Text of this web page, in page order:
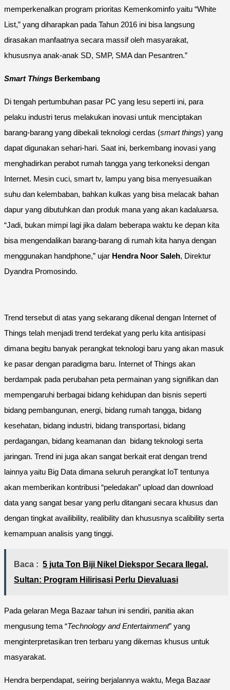
memperkenalkan program prioritas Kemenkominfo yaitu “White
List,” yang diharapkan pada Tahun 2016 ini bisa langsung
dirasakan manfaatnya secara massif oleh masyarakat,
khususnya anak-anak SD, SMP, SMA dan Pesantren.”
Smart Things Berkembang
Di tengah pertumbuhan pasar PC yang lesu seperti ini, para
pelaku industri terus melakukan inovasi untuk menciptakan
barang-barang yang dibekali teknologi cerdas (smart things) yang
dapat digunakan sehari-hari. Saat ini, berkembang inovasi yang
menghadirkan perabot rumah tangga yang terkoneksi dengan
Internet. Mesin cuci, smart tv, lampu yang bisa menyesuaikan
suhu dan kelembaban, bahkan kulkas yang bisa melacak bahan
dapur yang dibutuhkan dan produk mana yang akan kadaluarsa.
“Jadi, bukan mimpi lagi jika dalam beberapa waktu ke depan kita
bisa mengendalikan barang-barang di rumah kita hanya dengan
menggunakan handphone,” ujar Hendra Noor Saleh, Direktur
Dyandra Promosindo.
Trend tersebut di atas yang sekarang dikenal dengan Internet of
Things telah menjadi trend terdekat yang perlu kita antisipasi
dimana begitu banyak perangkat teknologi baru yang akan masuk
ke pasar dengan paradigma baru. Internet of Things akan
berdampak pada perubahan peta permainan yang signifikan dan
mempengaruhi berbagai bidang kehidupan dan bisnis seperti
bidang pembangunan, energi, bidang rumah tangga, bidang
kesehatan, bidang industri, bidang transportasi, bidang
perdagangan, bidang keamanan dan bidang teknologi serta
jaringan. Trend ini juga akan sangat berkait erat dengan trend
lainnya yaitu Big Data dimana seluruh perangkat IoT tentunya
akan memberikan kontribusi “peledakan” upload dan download
data yang sangat besar yang perlu ditangani secara khusus dan
dengan tingkat availibility, realibility dan khususnya scalibility serta
kemampuan analisis yang tinggi.
Baca : 5 juta Ton Biji Nikel Diekspor Secara Ilegal,
Sultan: Program Hilirisasi Perlu Dievaluasi
Pada gelaran Mega Bazaar tahun ini sendiri, panitia akan
mengusung tema “Technology and Entertainment” yang
menginterpretasikan tren terbaru yang dikemas khusus untuk
masyarakat.
Hendra berpendapat, seiring berjalannya waktu, Mega Bazaar